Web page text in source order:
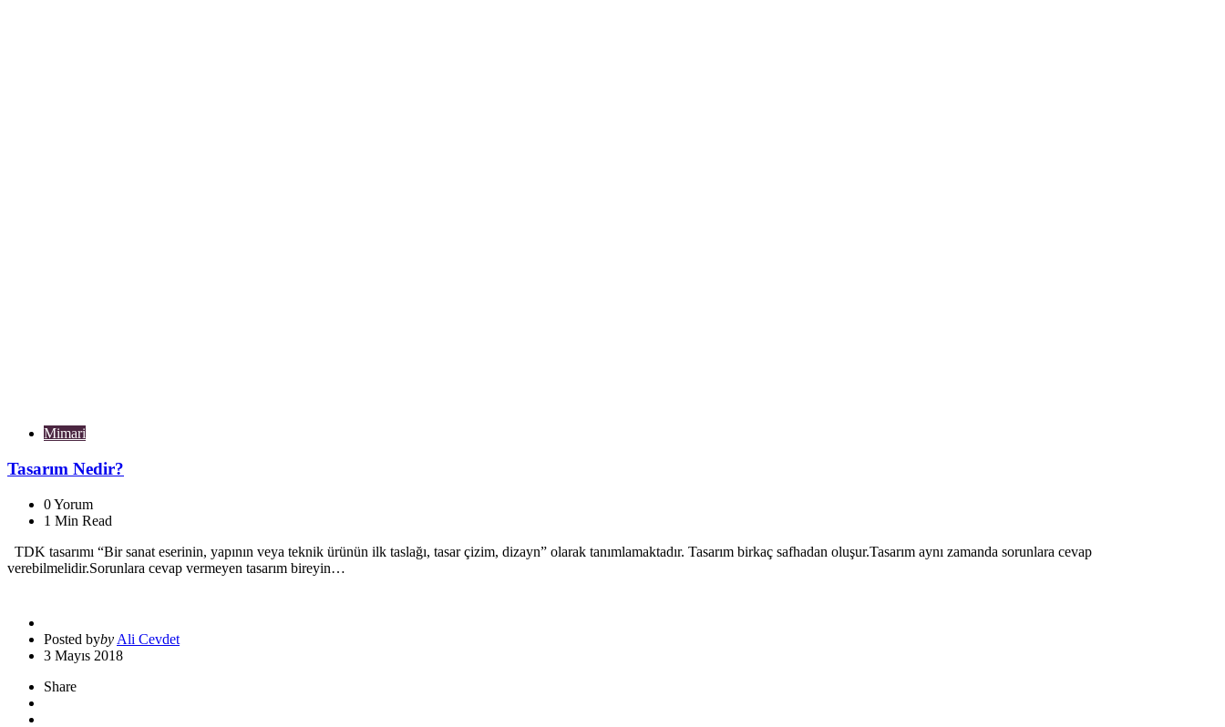
Mimari
Tasarım Nedir?
0Yorum
1 Min Read
TDK tasarımı “Bir sanat eserinin, yapının veya teknik ürünün ilk taslağı, tasar çizim, dizayn” olarak tanımlamaktadır. Tasarım birkaç safhadan oluşur.Tasarım aynı zamanda sorunlara cevap
verebilmelidir.Sorunlara cevap vermeyen tasarım bireyin…
Posted byby Ali Cevdet
3 Mayıs 2018
Share